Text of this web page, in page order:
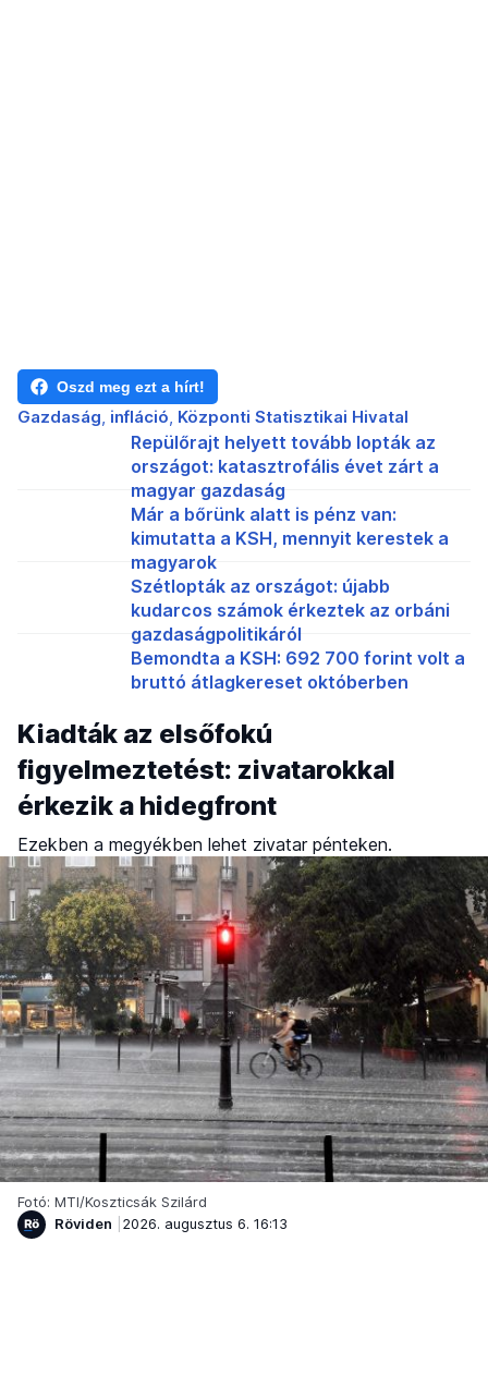
Oszd meg ezt a hírt!
Gazdaság infláció Központi Statisztikai Hivatal
Repülőrajt helyett tovább lopták az
országot: katasztrofális évet zárt a
magyar gazdaság
Már a bőrünk alatt is pénz van:
kimutatta a KSH, mennyit kerestek a
magyarok
Szétlopták az országot: újabb
kudarcos számok érkeztek az orbáni
gazdaságpolitikáról
Bemondta a KSH: 692 700 forint volt a
bruttó átlagkereset októberben
Kiadták az elsőfokú
figyelmeztetést: zivatarokkal
érkezik a hidegfront
Ezekben a megyékben lehet zivatar pénteken.
Fotó: MTI/Koszticsák Szilárd
Röviden
2026. augusztus 6. 16:13